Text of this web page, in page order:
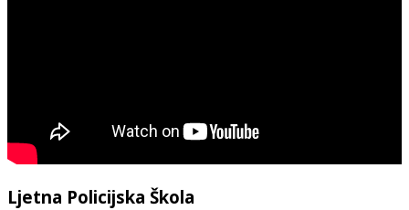
Ljetna Policijska Škola